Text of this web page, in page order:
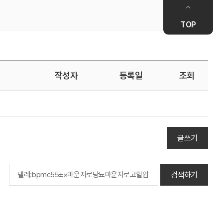
작성자 등록일 조회
글쓰기
검색하기
TOP